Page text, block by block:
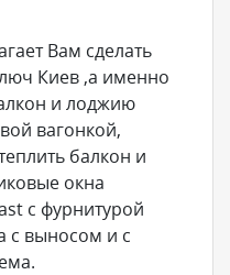
Вам сделать
Киев ,а именно
и лоджию
вагонкой,
балкон и
окна
с фурнитурой
с выносом и с